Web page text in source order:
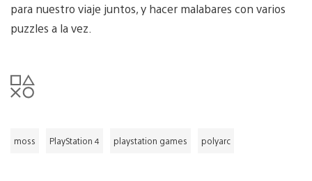
para nuestro viaje juntos, y hacer malabares con varios
puzzles a la vez.
moss PlayStation 4 playstation games polyarc